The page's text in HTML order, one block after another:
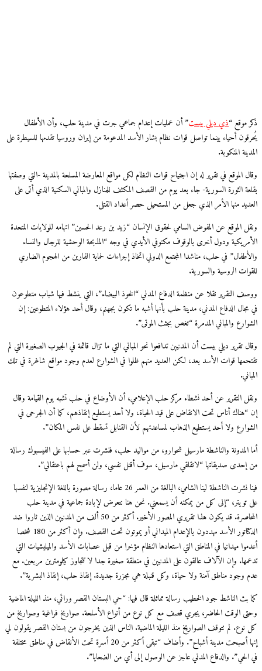
ذكر موقع “ذي ديلي بيست” أن عمليات إعدام جماعي جرت في مدينة حلب، وأن الأطفال
يُحرقون أحياء بينما تواصل قوات نظام بشار الأسد المدعومة من إيران وروسيا تقدمها للسيطرة على
المدينة المنكوبة.
وقال الموقع في تقرير له إن اجتياح قوات النظام لكل مواقع المعارضة المسلحة بالمدينة -التي وصفتها
بقلعة الثورة السورية- جاء بعد يوم من القصف المكثف للمنازل والمباني السكنية الذي أتى على
العديد منها الأمر الذي جعل من المستحيل حصر أعداد القتلى.
ونقل الموقع عن المفوض السامي لحقوق الإنسان “زيد بن رعد الحسين” اتهامه للولايات المتحدة
الأمريكية ودول أخرى بالوقوف مكتوفي الأيدي في وجه “المذبحة الوحشية للرجال والنساء
والأطفال” في حلب، مناشدا المجتمع الدولي اتخاذ إجراءات لحماية الفارين من الهجوم الضاري
للقوات الروسية والسورية.
ووصف التقرير نقلا عن منظمة الدفاع المدني “الخوذ البيضاء”، التي ينشط فيها شباب متطوعون
في مجال الدفاع المدني، مدينة حلب بأنها أشبه ما تكون بجهنم، وقال أحد هؤلاء المتطوعين: إن
الشوارع والمباني المدمرة “تغص بجثث الموتى”.
وقال تقرير ديلي بيست أن المدنيين تدافعوا نحو المباني التي ما تزال قائمة في الجيوب الصغيرة التي لم
تقتحمها قوات الأسد بعد، لكن العديد منهم ظلوا في الشوارع لعدم وجود مواقع شاغرة في تلك
المباني.
ونقل التقرير عن أحد نشطاء مركز حلب الإعلامي، أن الأوضاع في حلب تشبه يوم القيامة وقال
إن “هناك أناس تحت الانقاض على قيد الحياة، ولا أحد يستطيع إنقاذهم، كما أن الجرحى في
الشوارع ولا أحد يستطيع الذهاب لمساعدتهم لأن القنابل تسقط على نفس المكان”.
أما المدونة والناشطة مارسيل شحوارو، من مواليد حلب، فنشرت عبر حسابها على الفيسبوك رسالة
من إحدى صديقاتها “لاتقلقي مارسيل، سوف أقتل نفسي، ولن أسمح لهم باعتقالي”.
فينا نشرت الناشطة لينا الشامي، البالغة من العمر 26 عاما، رسالة مصورة باللغة الإنجليزية لنفسها
على تويتر، “إلى كل من يمكنه أن يسمعني. نحن هنا نتعرض لإبادة جماعية في مدينة حلب
المحاصرة. قد يكون هذا تقريري المصور الأخير. أكثر من 50 ألف من المدنيين الذين ثاروا ضد
الدكتاتور الأسد مهددون بالإعدام الميداني أو يموتون تحت القصف. وإن أكثر من 180 شخصا
أعدموا ميدانيا في المناطق التي استعادها النظام مؤخرا من قبل عصابات الأسد والميليشيات التي
تدعمها. وإن الآلاف عالقون على المدنيين في منطقة صغيرة جدا لا تتجاوز كيلومترين مربعين. مع
عدم وجود مناطق آمنة ولا حياة، وكل قنبلة هي مجزرة جديدة. إنقاذ حلب، إنقاذ البشرية”.
كما بث الناشط جود الخطيب رسالة مماثلة قال فيها: “حي البستان القصر ورائي، منذ الليلة الماضية
وحتى الوقت الحاضر، يجري قصف مع كل نوع من أنواع الأسلحة. صواريخ فراغية وصواريخ من
كل نوع. لم تتوقف الصواريخ منذ الليلة الماضية. الناس الذين يخرجون من بستان القصر يقولون لي
إنها أصبحت مدينة أشباح”. وأضاف “تبقى أكثر من 20 أسرة تحت الأنقاض في مناطق مختلفة
في الحي”. والدفاع المدني عاجز عن الوصول إلى أي من الضحايا”.